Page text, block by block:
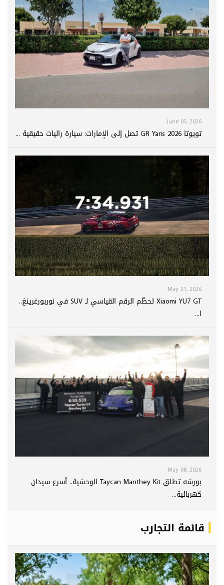
June 05, 2026
تويوتا GR Yaris 2026 تصل إلى الإمارات: سيارة راليات حقيقية ...
May 21, 2026
Xiaomi YU7 GT تحطّم الرقم القياسي لـ SUV في نوربورغرينغ..
ا...
May 08, 2026
بورشه تطلق Taycan Manthey Kit الوحشية.. أسرع سيدان
كهربائية...
قائمة التجارب